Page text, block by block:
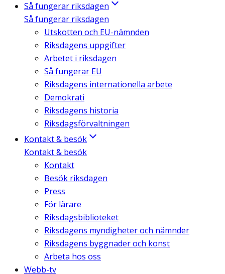
Så fungerar riksdagen
Så fungerar riksdagen
Utskotten och EU-nämnden
Riksdagens uppgifter
Arbetet i riksdagen
Så fungerar EU
Riksdagens internationella arbete
Demokrati
Riksdagens historia
Riksdagsförvaltningen
Kontakt & besök
Kontakt & besök
Kontakt
Besök riksdagen
Press
För lärare
Riksdagsbiblioteket
Riksdagens myndigheter och nämnder
Riksdagens byggnader och konst
Arbeta hos oss
Webb-tv